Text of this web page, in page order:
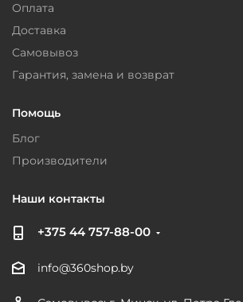
Оплата
Доставка
Самовывоз
Гарантия, замена и возврат
Помощь
Блог
Производители
Наши контакты
+375 44 757-88-00
info@360shop.by